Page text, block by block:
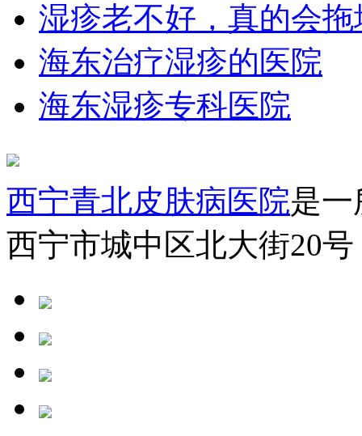
湿疹老不好，真的会
海东治疗湿疹的医院
海东湿疹专科医院
西宁青北皮肤病医院是
西宁市城中区北大街20